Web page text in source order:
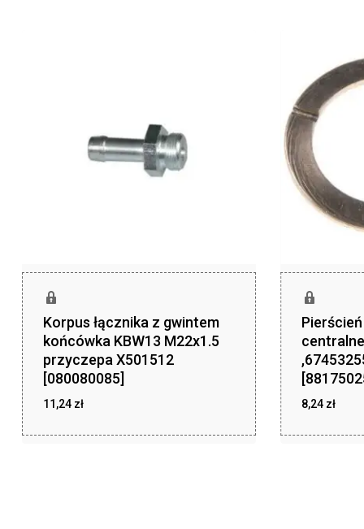
Korpus łącznika z gwintem
końcówka KBW13 M22x1.5
przyczepa X501512
[080080085]
11,24 zł 8,24 zł